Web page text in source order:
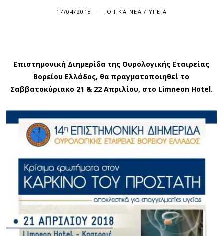
17/04/2018 ΤΟΠΙΚΆ ΝΈΑ / ΥΓΕΊΑ
Επιστημονική Διημερίδα της Ουρολογικής Εταιρείας
Βορείου Ελλάδος, θα πραγματοποιηθεί το
Σαββατοκύριακο 21 & 22 Απριλίου, στο Limneon Hotel.